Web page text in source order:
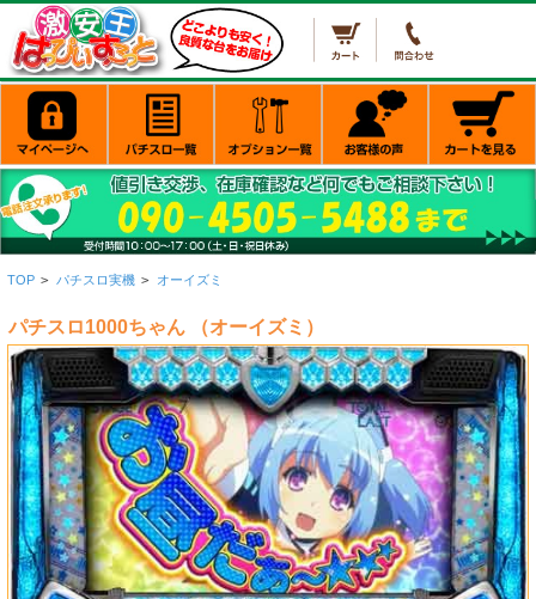
TOP > パチスロ実機 > オーイズミ
パチスロ1000ちゃん （オーイズミ）